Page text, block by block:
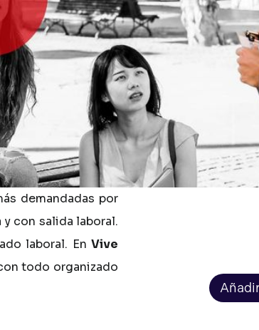
demandadas por
y con salida laboral.
laboral. En Vive
todo organizado